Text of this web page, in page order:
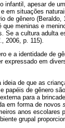
infantil, apesar de
em situações
de gênero
meninas e
Se a cultura adulta
., 2006, p. 115).
e a identidade de
expressado em
de que as
papéis de gênero
para a
em forma de novos
anos escolares
grupal